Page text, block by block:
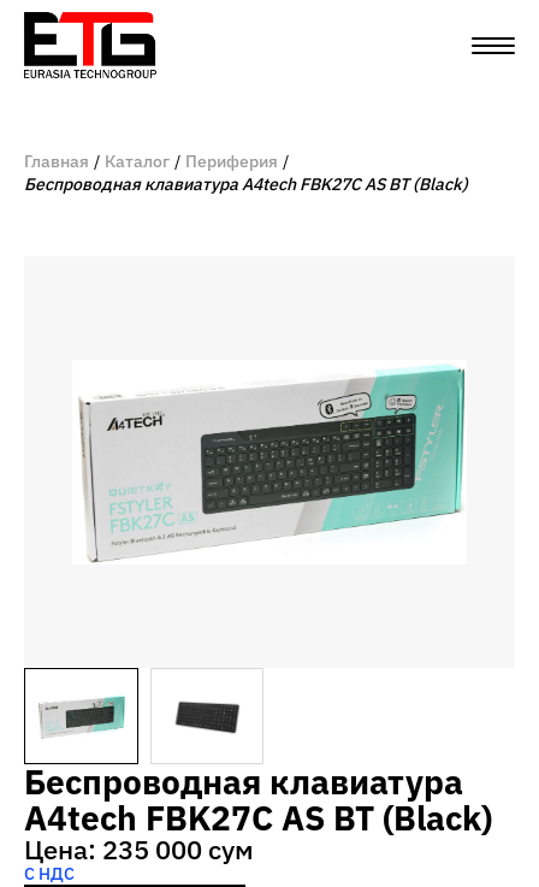
Главная Каталог
Периферия
Беспроводная клавиатура A4tech FBK27C AS BT (Black)
Беспроводная клавиатура
A4tech FBK27C AS BT (Black)
Цена: 235 000 сум
С НДС